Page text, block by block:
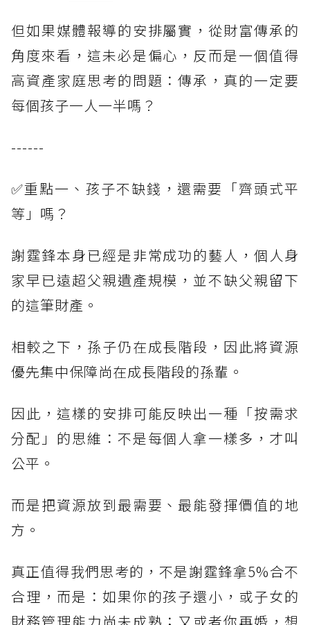
但如果媒體報導的安排屬實，從財富傳承的
角度來看，這未必是偏心，反而是一個值得
高資產家庭思考的問題：傳承，真的一定要
每個孩子一人一半嗎？
------
✅重點一、孩子不缺錢，還需要「齊頭式平
等」嗎？
謝霆鋒本身已經是非常成功的藝人，個人身
家早已遠超父親遺產規模，並不缺父親留下
的這筆財產。
相較之下，孫子仍在成長階段，因此將資源
優先集中保障尚在成長階段的孫輩。
因此，這樣的安排可能反映出一種「按需求
分配」的思維：不是每個人拿一樣多，才叫
公平。
而是把資源放到最需要、最能發揮價值的地
方。
真正值得我們思考的，不是謝霆鋒拿5%合不
合理，而是：如果你的孩子還小，或子女的